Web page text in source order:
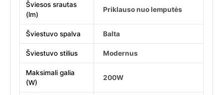
Šviesos srautas
(lm)
Priklauso nuo lemputės
Šviestuvo spalva Balta
Šviestuvo stilius Modernus
Maksimali galia
(W)
200W